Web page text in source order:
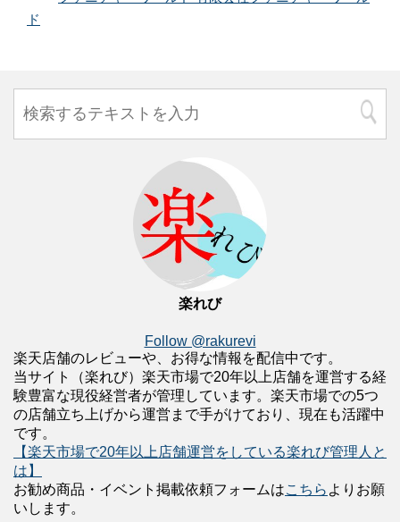
ド
楽れび
Follow @rakurevi
楽天店舗のレビューや、お得な情報を配信中です。
当サイト（楽れび）楽天市場で20年以上店舗を運営する経
験豊富な現役経営者が管理しています。楽天市場での5つ
の店舗立ち上げから運営まで手がけており、現在も活躍中
です。
【楽天市場で20年以上店舗運営をしている楽れび管理人と
は】
お勧め商品・イベント掲載依頼フォームはこちら よりお願
いします。